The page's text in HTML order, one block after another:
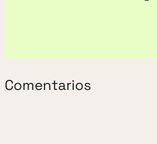
Comentarios